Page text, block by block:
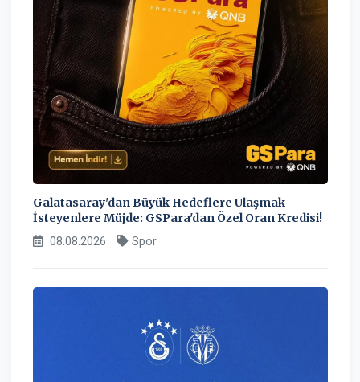
Galatasaray'dan Büyük Hedeflere Ulaşmak
İsteyenlere Müjde: GSPara'dan Özel Oran Kredisi!
08.08.2026 Spor